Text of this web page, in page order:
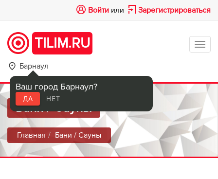
Войти или Зарегистрироваться
TILIM.RU
Барнаул
Ваш город Барнаул?
ДА НЕТ
Бани / Сауны
Главная Бани / Сауны